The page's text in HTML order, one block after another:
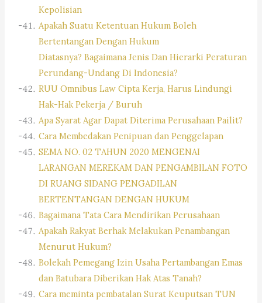
Kepolisian
Apakah Suatu Ketentuan Hukum Boleh
Bertentangan Dengan Hukum
Diatasnya? Bagaimana Jenis Dan Hierarki Peraturan
Perundang-Undang Di Indonesia?
RUU Omnibus Law Cipta Kerja, Harus Lindungi
Hak-Hak Pekerja / Buruh
Apa Syarat Agar Dapat Diterima Perusahaan Pailit?
Cara Membedakan Penipuan dan Penggelapan
SEMA NO. 02 TAHUN 2020 MENGENAI
LARANGAN MEREKAM DAN PENGAMBILAN FOTO
DI RUANG SIDANG PENGADILAN
BERTENTANGAN DENGAN HUKUM
Bagaimana Tata Cara Mendirikan Perusahaan
Apakah Rakyat Berhak Melakukan Penambangan
Menurut Hukum?
Bolekah Pemegang Izin Usaha Pertambangan Emas
dan Batubara Diberikan Hak Atas Tanah?
Cara meminta pembatalan Surat Keuputsan TUN